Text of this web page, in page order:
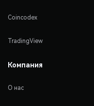
Coincodex
TradingView
Компания
О нас